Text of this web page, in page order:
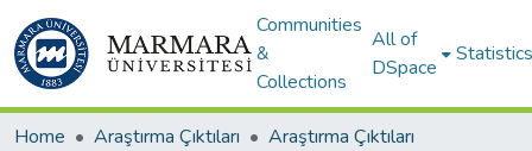
Communities
&
Collections
All of
DSpace
Statistics
Home Araştırma Çıktıları
Araştırma Çıktıları